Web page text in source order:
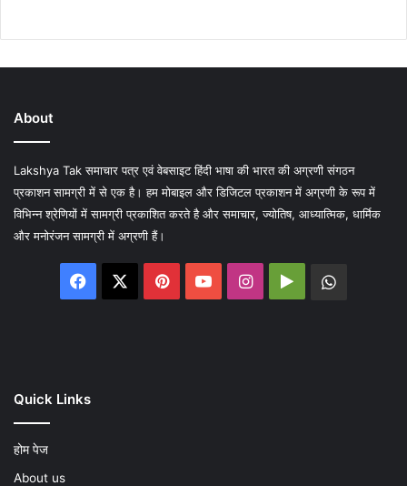
About
Lakshya Tak समाचार पत्र एवं वेबसाइट हिंदी भाषा की भारत की अग्रणी संगठन
प्रकाशन सामग्री में से एक है। हम मोबाइल और डिजिटल प्रकाशन में अग्रणी के रूप में
विभिन्न श्रेणियों में सामग्री प्रकाशित करते है और समाचार, ज्योतिष, आध्यात्मिक, धार्मिक
और मनोरंजन सामग्री में अग्रणी हैं।
Facebook PinterestYouTubeInstagram
Google
Quick Links
होम पेज
About us